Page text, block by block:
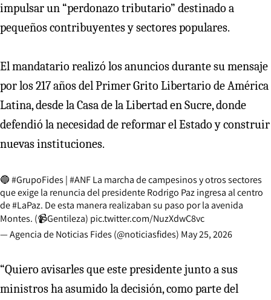
impulsar un “perdonazo tributario” destinado a
pequeños contribuyentes y sectores populares.
El mandatario realizó los anuncios durante su mensaje
por los 217 años del Primer Grito Libertario de América
Latina, desde la Casa de la Libertad en Sucre, donde
defendió la necesidad de reformar el Estado y construir
nuevas instituciones.
🔵#GrupoFides |#ANFLa marcha de campesinos y otros sectores
que exige la renuncia del presidente Rodrigo Paz ingresa al centro
de#LaPaz. De esta manera realizaban su paso por la avenida
Montes. (📹Gentileza) pic.twitter.com/NuzXdwC8vc
— Agencia de Noticias Fides (@noticiasfides) May 25, 2026
“Quiero avisarles que este presidente junto a sus
ministros ha asumido la decisión, como parte del